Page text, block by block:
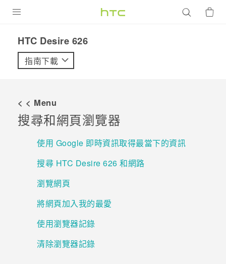
VIVE
配件
優惠專區
焦點訊息
校園專案
銷售門市
銷售通路
支援服務
VIVELAND
HTC Desire 626‎
指南下載
< < Menu
搜尋和網頁瀏覽器
使用 Google 即時資訊取得最當下的資訊
搜尋 HTC Desire 626 和網路
瀏覽網頁
將網頁加入我的最愛
使用瀏覽器記錄
清除瀏覽器記錄